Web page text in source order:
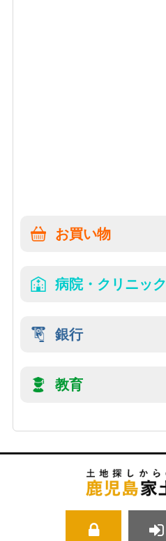
お買い物
病院・クリニック
銀行
教育